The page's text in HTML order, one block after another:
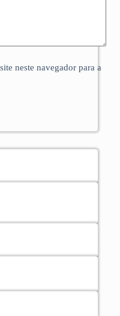
neste navegador para a